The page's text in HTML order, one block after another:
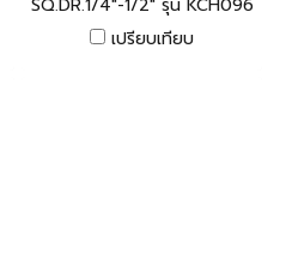
SQ.DR.1/4"-1/2" รุ่น KCH096
ประกอบด้วยลูกบล็อก ด้าม
บล็อก ไขควง
เปรียบเทียบ